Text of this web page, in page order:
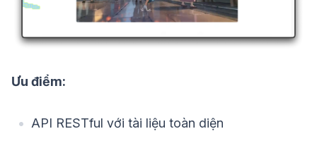
Ưu điểm:
API RESTful với tài liệu toàn diện